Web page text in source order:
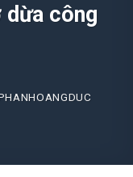
dừa công